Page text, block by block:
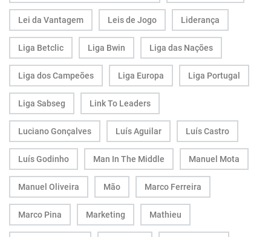
Lei da Vantagem Leis de Jogo Liderança
Liga Betclic Liga Bwin Liga das Nações
Liga dos Campeões Liga Europa Liga Portugal
Liga Sabseg Link To Leaders
Luciano Gonçalves Luís Aguilar Luís Castro
Luís Godinho Man In The Middle Manuel Mota
Manuel Oliveira Mão Marco Ferreira
Marco Pina Marketing Mathieu